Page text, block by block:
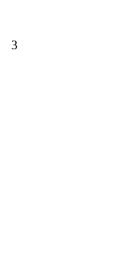
3